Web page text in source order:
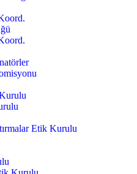
Etik Kurulu